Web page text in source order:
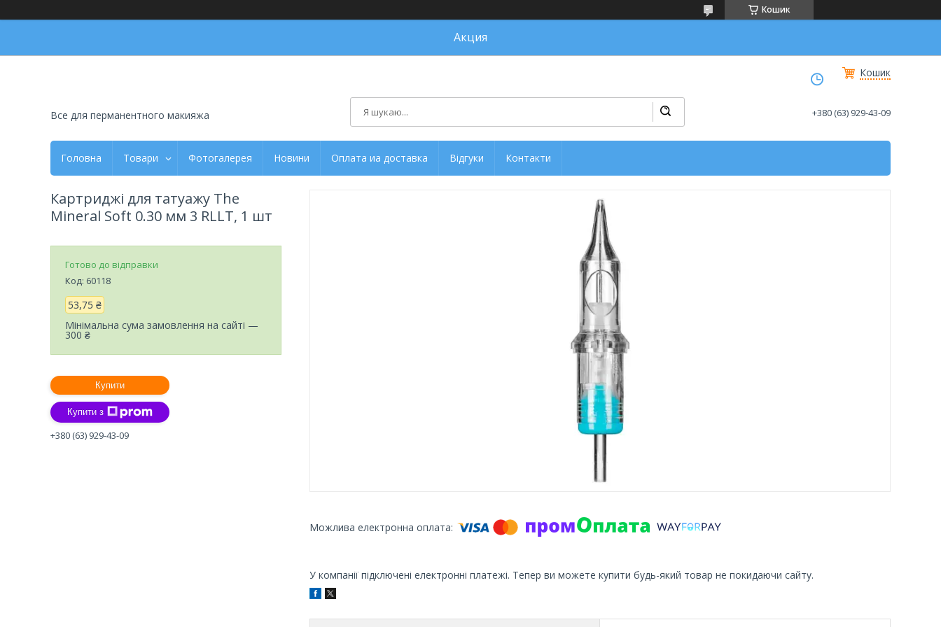
Кошик
Акция
Кошик
Все для перманентного макияжа +380 (63) 929-43-09
Головна Товари Фотогалерея Новини Оплата иа доставка Відгуки Контакти
У компанії підключені електронні платежі. Тепер ви можете купити будь-який товар не покидаючи сайту.
Картриджі для татуажу The
Mineral Soft 0.30 мм 3 RLLT, 1 шт
Готово до відправки
Код: 60118
53,75 ₴
Мінімальна сума замовлення на сайті —
300 ₴
Купити
Купити з
+380 (63) 929-43-09